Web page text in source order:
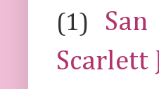
(1)
Scarlett